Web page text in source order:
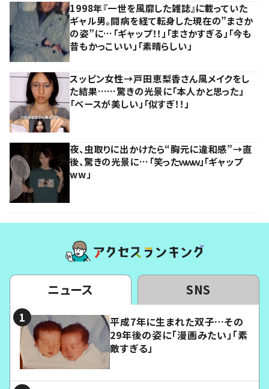
1998年『一世を風靡した雑誌』に載っていた
ギャル男。闘病を経て転身した現在の”まさか
の姿”に…「ギャップ！！」「まさかすぎる」「今も
昔もかっこいい」「素晴らしい」
スッピン女性→戸田恵梨香さん風メイクをし
た結果……驚きの光景に「本人かと思った」
「ベースが美しい」「似すぎ！！」
夜、虫取りに出かけたら“胸元に違和感”→直
後、驚きの光景に…「笑ったｗｗｗ」「ギャップ
ww」
ニュース SNS
平成7年に生まれた双子…その
29年後の姿に「漫画みたい」「素
敵すぎる」